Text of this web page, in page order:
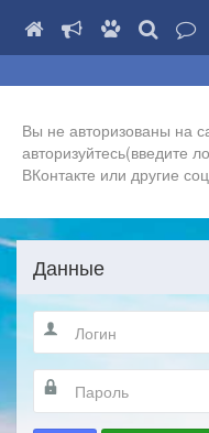
Вы не авторизованы на
авторизуйтесь(введите
ВКонтакте или другие
Данные